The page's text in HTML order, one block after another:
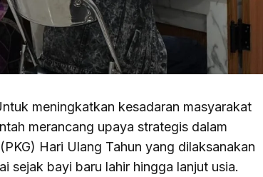
meningkatkan kesadaran masyarakat
merancang upaya strategis dalam
Hari Ulang Tahun yang dilaksanakan
sejak bayi baru lahir hingga lanjut usia.